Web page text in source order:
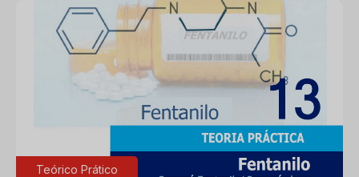
Teórico Prático